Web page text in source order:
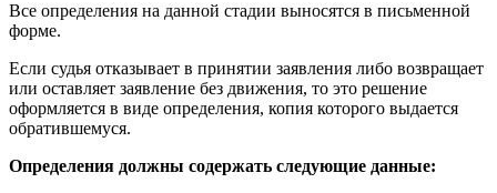
Все определения на данной стадии выносятся в письменной
форме.
Если судья отказывает в принятии заявления либо возвращает
или оставляет заявление без движения, то это решение
оформляется в виде определения, копия которого выдается
обратившемуся.
Определения должны содержать следующие данные: